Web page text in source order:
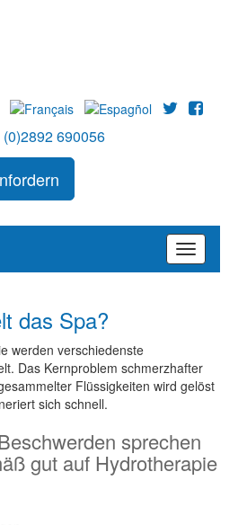
690056
Toggle
navigation
das Spa?
werden verschiedenste
Das Kernproblem schmerzhafter
Flüssigkeiten wird gelöst
sich schnell.
sprechen
gut auf Hydrotherapie